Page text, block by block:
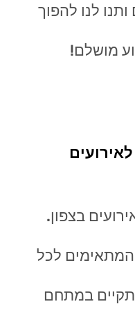
לנו להפוך
מושלם!
בצפון.
המתאימים לכל
במתחם